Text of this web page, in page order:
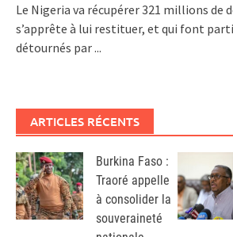
Le Nigeria va récupérer 321 millions de
s’apprête à lui restituer, et qui font
détournés par...
ARTICLES RÉCENTS
Burkina Faso :
Traoré appelle
à consolider la
souveraineté